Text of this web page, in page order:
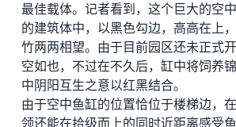
最佳载体。记者看到，这个巨大的空
的建筑体中，以黑色勾边，高高在上
竹两两相望。由于目前园区还未正式
空如也，不过在不久后，缸中将饲养
中阴阳互生之意以红黑结合。
由于空中鱼缸的位置恰位于楼梯边，
领还能在拾级而上的同时近距离感受